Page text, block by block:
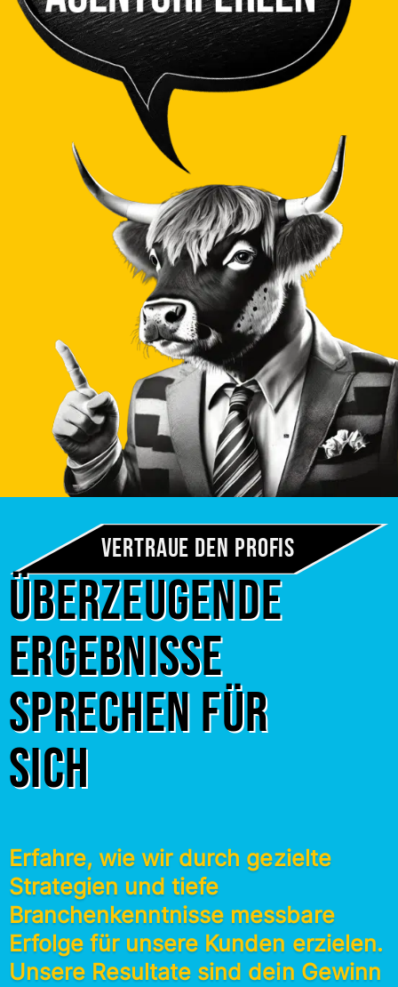
Erfahre, wie wir durch gezielte
Strategien und tiefe
Branchenkenntnisse messbare
Erfolge für unsere Kunden erzielen.
Unsere Resultate sind dein Gewinn
Vertraue den Profis
Überzeugende
Ergebnisse
sprechen für
sich